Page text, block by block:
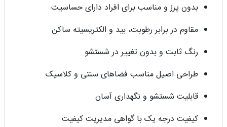
بدون پرز و مناسب برای افراد دارای حساسیت
مقاوم در برابر رطوبت، بید و الکتریسیته ساکن
رنگ ثابت و بدون تغییر در شستشو
طراحی اصیل مناسب فضاهای سنتی و کلاسیک
قابلیت شستشو و نگهداری آسان
کیفیت درجه یک با گواهی مدیریت کیفیت